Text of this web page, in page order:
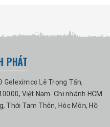
PHÁT
Geleximco Lê Trọng Tấn,
Việt Nam. Chi nhánh HCM
Thới Tam Thôn, Hóc Môn, Hồ